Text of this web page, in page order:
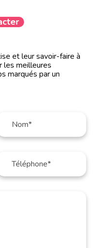
et leur savoir-faire à
les meilleures
marqués par un